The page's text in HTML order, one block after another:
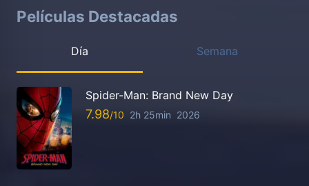
Películas Destacadas
Día Semana
Spider-Man: Brand New Day
7.98 2h 25min 2026